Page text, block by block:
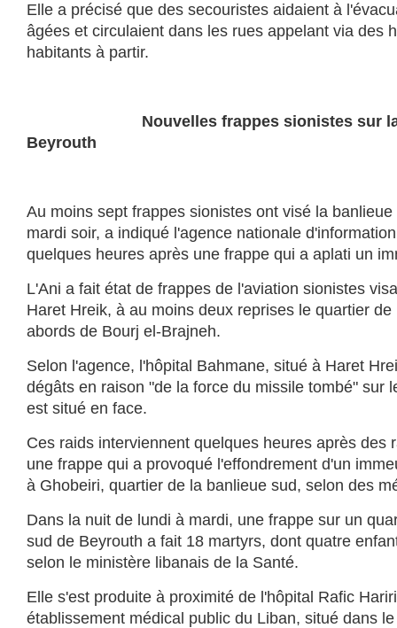
Elle a précisé que des secouristes aidaient à
âgées et circulaient dans les rues appelant via des
habitants à partir.
Nouvelles frappes sionistes sur la
Beyrouth
Au moins sept frappes sionistes ont visé la
mardi soir, a indiqué l'agence nationale
quelques heures après une frappe qui a aplati un
L'Ani a fait état de frappes de l'aviation sionistes
Haret Hreik, à au moins deux reprises le quartier
abords de Bourj el-Brajneh.
Selon l'agence, l'hôpital Bahmane, situé à Haret
dégâts en raison "de la force du missile tombé" sur
est situé en face.
Ces raids interviennent quelques heures après des
une frappe qui a provoqué l'effondrement d'un
à Ghobeiri, quartier de la banlieue sud, selon des
Dans la nuit de lundi à mardi, une frappe sur un
sud de Beyrouth a fait 18 martyrs, dont quatre
selon le ministère libanais de la Santé.
Elle s'est produite à proximité de l'hôpital Rafic
établissement médical public du Liban, situé dans